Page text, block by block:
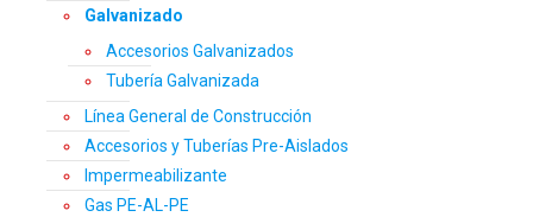
Galvanizado
Accesorios Galvanizados
Tubería Galvanizada
Línea General de Construcción
Accesorios y Tuberías Pre-Aislados
Impermeabilizante
Gas PE-AL-PE